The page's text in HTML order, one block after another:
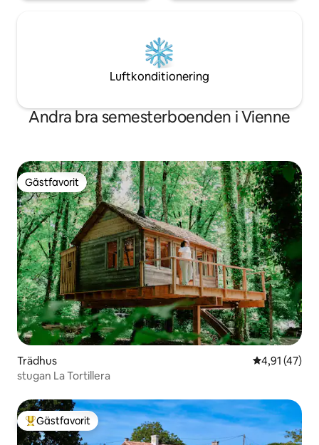
Luftkonditionering
Andra bra semesterboenden i Vienne
Gästfavorit
Gästfavorit
Trädhus 4,91 av 5 i
4,91 (47)
stugan La Tortillera
Populär gästfavorit
Gästfavorit